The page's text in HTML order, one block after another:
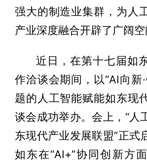
强大的制造业集群，为人
产业深度融合开辟了广阔空
近日，在第十七届如
作洽谈会期间，以“AI向新
题的人工智能赋能如东现
谈会成功举办。会上，“人
东现代产业发展联盟”正式
如东在“AI+”协同创新方